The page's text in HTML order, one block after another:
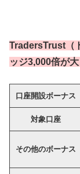
TradersTrust（
ッジ3,000倍が大
口座開設ボーナス
対象口座
その他のボーナス